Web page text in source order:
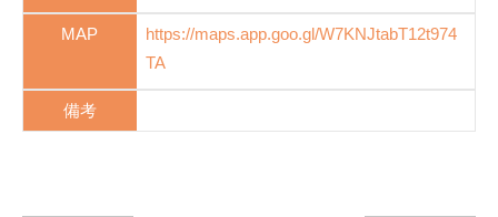
MAP
https://maps.app.goo.gl/W7KNJtabT12t974
TA
備考